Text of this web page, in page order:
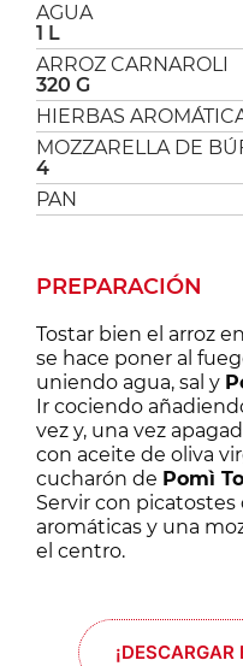
AGUA
1 L
ARROZ CARNAROLI
320 G
HIERBAS
MOZZARELLA DE
4
PAN
PREPARACIÓN
Tostar bien el arroz
se hace poner al
uniendo agua, sal y
Ir cociendo
vez y, una vez
con aceite de oliva
cucharón de Pomì
Servir con
aromáticas y una
el centro.
¡DESCARGAR